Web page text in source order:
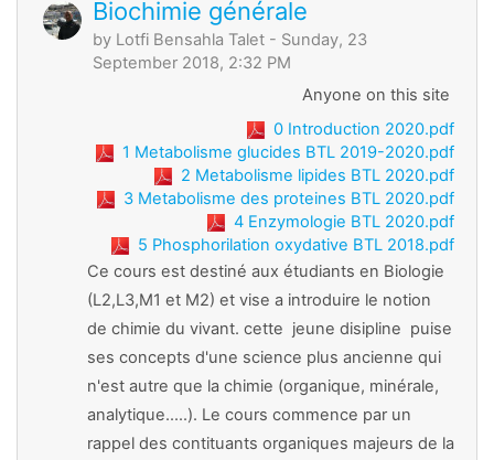
Biochimie générale
by Lotfi Bensahla Talet - Sunday, 23
September 2018, 2:32 PM
Anyone on this site
0 Introduction 2020.pdf
1 Metabolisme glucides BTL 2019-2020.pdf
2 Metabolisme lipides BTL 2020.pdf
3 Metabolisme des proteines BTL 2020.pdf
4 Enzymologie BTL 2020.pdf
5 Phosphorilation oxydative BTL 2018.pdf
Ce cours est destiné aux étudiants en Biologie
(L2,L3,M1 et M2) et vise a introduire le notion
de chimie du vivant. cette jeune disipline puise
ses concepts d'une science plus ancienne qui
n'est autre que la chimie (organique, minérale,
analytique.....). Le cours commence par un
rappel des contituants organiques majeurs de la